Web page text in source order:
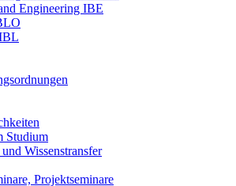
Engineering IBE
Studium
Wissenstransfer
Projektseminare